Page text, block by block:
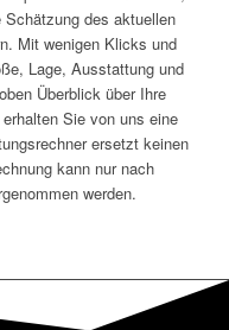
des aktuellen
Mit wenigen Klicks und
Lage, Ausstattung und
Überblick über Ihre
Sie von uns eine
ersetzt keinen
kann nur nach
werden.